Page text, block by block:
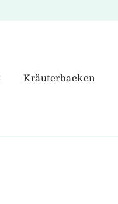
Kräuterbacken